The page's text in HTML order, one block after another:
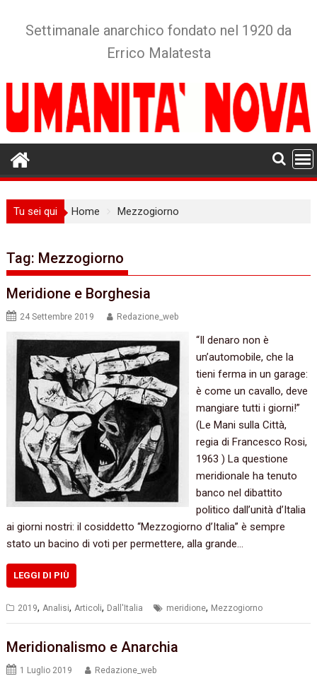
Settimanale anarchico fondato nel 1920 da
Errico Malatesta
Tu sei qui Home Mezzogiorno
Tag: Mezzogiorno
Meridione e Borghesia
24 Settembre 2019 Redazione_web
“Il denaro non è
un’automobile, che la
tieni ferma in un garage:
è come un cavallo, deve
mangiare tutti i giorni!”
(Le Mani sulla Città,
regia di Francesco Rosi,
1963 ) La questione
meridionale ha tenuto
banco nel dibattito
politico dall’unità d’Italia
ai giorni nostri: il cosiddetto “Mezzogiorno d’Italia” è sempre
stato un bacino di voti per permettere, alla grande…
LEGGI DI PIÙ
2019,Analisi,Articoli, Dall'Italia meridione, Mezzogiorno
Meridionalismo e Anarchia
1 Luglio 2019 Redazione_web